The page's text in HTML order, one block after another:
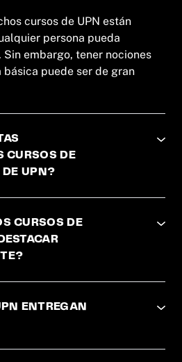
cursos de UPN están
persona pueda
embargo, tener nociones
puede ser de gran
CURSOS DE
DE UPN?
CURSOS DE
ENTREGAN